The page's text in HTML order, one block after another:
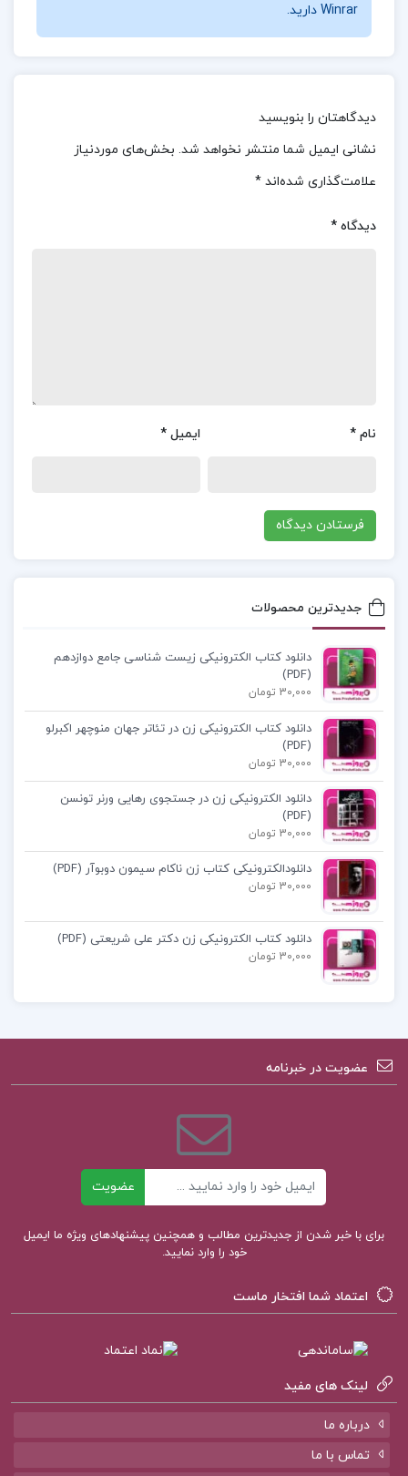
(آنتروپوزوئیک) آثار قدیمی از انسان‌های اولیه بدست
آمده که دارای خصوصیات حد واسط بین انسان و
جانوران بودند.
موضوع کتاب ایران زمین جمشید نغماچی کازرونی :
مطالب درج شده در این کتاب مربوط به تاریخ ایران و
پیدایش تمدن ها، حکومت ها، سلاطین، قوانین،
صنعت و … می باشد که به بهترین شکل ممکن با برای
مختلف دنیا نشان می‌دهد که انسان در فرآیند تکامل،
شکل امروزی خود رسیده است. این آثار به
دسته‌بندی‌های مختلف تقسیم شده‌اند و هر یک به
بررسی‌ها به ما کمک می‌کند تا به درک بهتری از
تاریخچه و تکامل گونه انسانی برسیم.
فهرست مطالب کتاب ایران زمین جمشید نغماچی
کازرونی:
فصل اول: آفرینش جهان – چگونگی نمایانیش
کره خاکی
فصل دوم: نخستین ساکنان فلات قاره ایران
فصل سوم: دیدی کوتاه بر جغرافیای ایران باستان
و…
دانلود رایگان ایران زمین جمشید نغماچی کازرونی
دانلود کتاب ایران زمین جمشید نغماچی کازرونی pdf
قیمت کتاب ایران زمین جمشید نغماچی کازرونی
کتاب پیشنهادی پروژه کده
کتاب مقدمه ای در اسلام شناسی علی میر فطروس
کتاب سرنوشت یک انسان میخائیل شولوخف
کتاب لایه های بیابانی محمود دولت آبادی
Winrar دارید.
دیدگاهتان را بنویسید
نشانی ایمیل شما منتشر نخواهد شد. بخش‌های موردنیاز
علامت‌گذاری شده‌اند *
دیدگاه *
نام * ایمیل *
جدیدترین محصولات
دانلود کتاب الکترونیکی زیست شناسی جامع دوازدهم
(PDF)
30,000 تومان
دانلود کتاب الکترونیکی زن در تئاتر جهان منوچهر اکبرلو
(PDF)
30,000 تومان
دانلود الکترونیکی زن در جستجوی رهایی ورنر تونسن
(PDF)
30,000 تومان
دانلودالکترونیکی کتاب زن ناکام سیمون دوبوآر (PDF)
30,000 تومان
دانلود کتاب الکترونیکی زن دکتر علی شریعتی (PDF)
30,000 تومان
عضویت در خبرنامه
عضویت
برای با خبر شدن از جدیدترین مطالب و همچنین پیشنهادهای ویژه ما ایمیل
خود را وارد نمایید.
اعتماد شما افتخار ماست
لینک های مفید
درباره ما
تماس با ما